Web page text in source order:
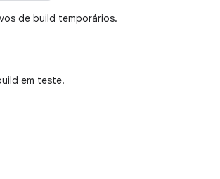
de build temporários.
em teste.